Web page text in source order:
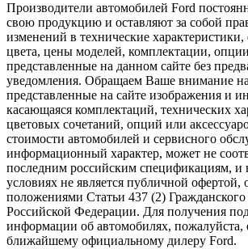
Производители автомобилей Ford
свою продукцию и оставляют за собой
изменений в технические
цвета, цены моделей, комплектации,
представленные на данном сайте без
уведомления. Обращаем Ваше внимание на
представленные на сайте изображения и
касающаяся комплектаций, технических
цветовых сочетаний, опций или
стоимости автомобилей и сервисного
информационный характер, может не
последним российским спецификациям, и
условиях не является публичной офертой,
положениями Статьи 437 (2) Гражданского
Российской Федерации. Для получения
информации об автомобилях, пожалуйста,
ближайшему официальному дилеру Ford.